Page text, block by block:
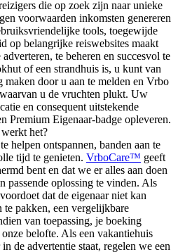
die op zoek zijn naar unieke
voorwaarden inkomsten genereren
tools, toegewijde
op belangrijke reiswebsites maakt
te beheren en succesvol te
of een strandhuis is, u kunt van
maken door u aan te melden en Vrbo
u de vruchten plukt. Uw
en consequent uitstekende
Premium Eigenaar-badge opleveren.
het?
helpen ontspannen, banden aan te
tijd te genieten. VrboCare™ geeft
bent en dat we er alles aan doen
passende oplossing te vinden. Als
dat de eigenaar niet kan
te pakken, een vergelijkbare
van toepassing, je boeking
belofte. Als een vakantiehuis
de advertentie staat, regelen we een